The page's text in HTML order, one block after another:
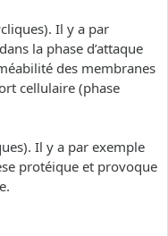
Il y a par
la phase d’attaque
des membranes
cellulaire (phase
Il y a par exemple
protéique et provoque